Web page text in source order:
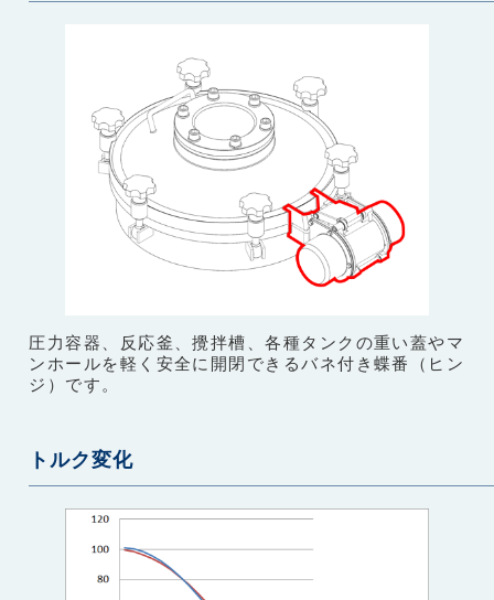
圧力容器、反応釜、攪拌槽、各種タンクの重い蓋やマ
ンホールを軽く安全に開閉できるバネ付き蝶番（ヒン
ジ）です。
トルク変化